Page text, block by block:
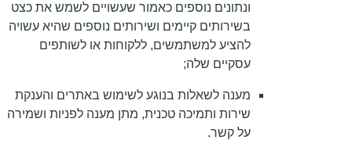
ונתונים נוספים כאמור שעשויים לשמש את כצט
בשירותים קיימים ושירותים נוספים שהיא עשויה
להציע למשתמשים, ללקוחות או לשותפים
עסקיים שלה;
מענה לשאלות בנוגע לשימוש באתרים והענקת
שירות ותמיכה טכנית, מתן מענה לפניות ושמירה
על קשר.